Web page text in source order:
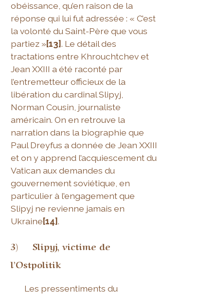
obéissance, qu’en raison de la
réponse qui lui fut adressée : « C’est
la volonté du Saint-Père que vous
partiez »[13]. Le détail des
tractations entre Khrouchtchev et
Jean XXIII a été raconté par
l’entremetteur officieux de la
libération du cardinal Slipyj,
Norman Cousin, journaliste
américain. On en retrouve la
narration dans la biographie que
Paul Dreyfus a donnée de Jean XXIII
et on y apprend l’acquiescement du
Vatican aux demandes du
gouvernement soviétique, en
particulier à l’engagement que
Slipyj ne revienne jamais en
Ukraine[14].
3) Slipyj, victime de
l’Ostpolitik
Les pressentiments du